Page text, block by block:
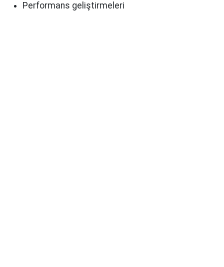
Performans geliştirmeleri